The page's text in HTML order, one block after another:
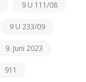
9 U 111/08
9 U 233/09
9. Juni 2023
911